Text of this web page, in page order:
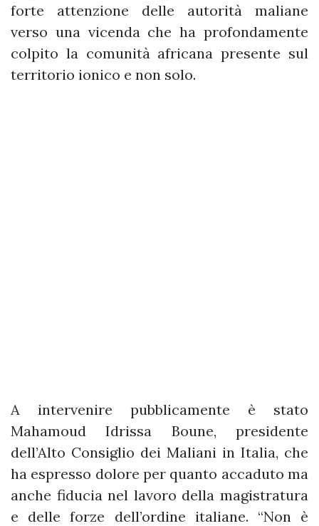
forte attenzione delle autorità maliane
verso una vicenda che ha profondamente
colpito la comunità africana presente sul
territorio ionico e non solo.
A intervenire pubblicamente è stato
Mahamoud Idrissa Boune, presidente
dell’Alto Consiglio dei Maliani in Italia, che
ha espresso dolore per quanto accaduto ma
anche fiducia nel lavoro della magistratura
e delle forze dell’ordine italiane. “Non è